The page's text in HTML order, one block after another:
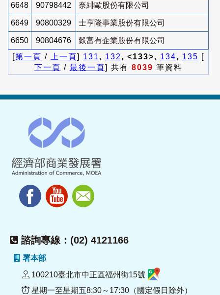
6648 90798442 奈緋歐股份有限公司
6649 90800329 士亨隆事業股份有限公司
6650 90804676
穀富有企業股份有限公司
[第一頁 / 上一頁] 131 , 132 , <133>, 134, 135 [
下一頁 / 最後一頁] 共有 8039 筆資料
諮詢專線：(02) 4121166
署本部
100210臺北市中正區福州街15號
星期一至星期五8:30～17:30（國定假日除外）